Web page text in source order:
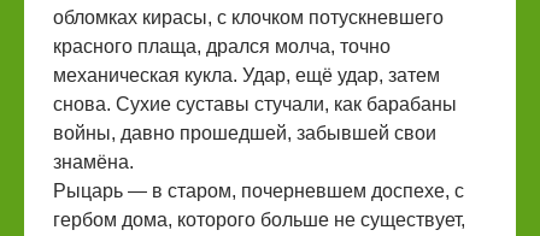
обломках кирасы, с клочком потускневшего
красного плаща, дрался молча, точно
механическая кукла. Удар, ещё удар, затем
снова. Сухие суставы стучали, как барабаны
войны, давно прошедшей, забывшей свои
знамёна.
Рыцарь — в старом, почерневшем доспехе, с
гербом дома, которого больше не существует,